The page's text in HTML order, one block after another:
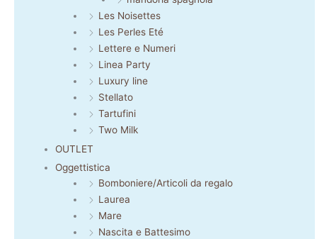
Les Noisettes
Les Perles Eté
Lettere e Numeri
Linea Party
Luxury line
Stellato
Tartufini
Two Milk
OUTLET
Oggettistica
Bomboniere/Articoli da regalo
Laurea
Mare
Nascita e Battesimo